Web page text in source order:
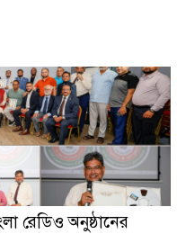
রেডিও অনুষ্ঠানের